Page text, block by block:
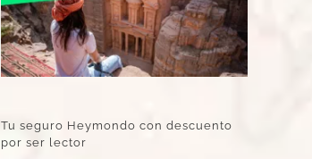
Tu seguro Heymondo con descuento
por ser lector